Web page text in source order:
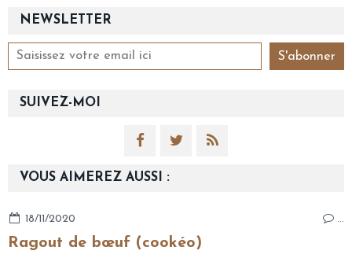
NEWSLETTER
SUIVEZ-MOI
VOUS AIMEREZ AUSSI :
18/11/2020 …
Ragout de bœuf (cookéo)